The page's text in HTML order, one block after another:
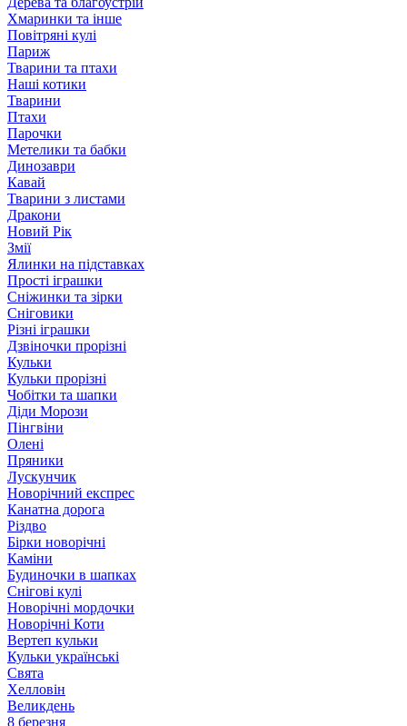
Хмаринки та інше
Повітряні кулі
Париж
Тварини та птахи
Наші котики
Тварини
Птахи
Парочки
Метелики та бабки
Динозаври
Кавай
Тварини з листами
Дракони
Новий Рік
Змії
Ялинки на підставках
Прості іграшки
Сніжинки та зірки
Сніговики
Різні іграшки
Дзвіночки прорізні
Кульки
Кульки прорізні
Чобітки та шапки
Діди Морози
Пінгвіни
Олені
Пряники
Лускунчик
Новорічний експрес
Канатна дорога
Різдво
Бірки новорічні
Каміни
Будиночки в шапках
Снігові кулі
Новорічні мордочки
Новорічні Коти
Вертеп кульки
Кульки українські
Свята
Хелловін
Великдень
8 березня